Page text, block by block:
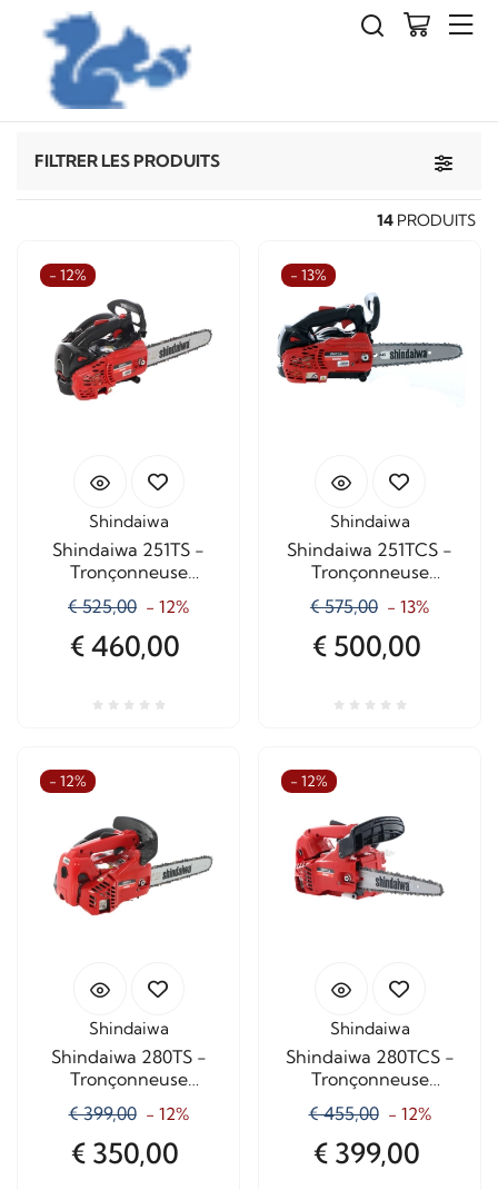
Agriculture
Tronçonneuses
Toggle
FILTRER LES PRODUITS
14 PRODUITS
- 12%
Shindaiwa
Shindaiwa 251TS -
Tronçonneuse
d'élagage à essence -
Lame de 25 cm
€ 525,00 - 12%
€ 460,00
- 13%
Shindaiwa
Shindaiwa 251TCS -
Tronçonneuse
d'élagage à essence -
Lame de 20 cm
€ 575,00 - 13%
€ 500,00
- 12%
Shindaiwa
Shindaiwa 280TS -
Tronçonneuse
Lame de 25 cm
€ 399,00 - 12%
€ 350,00
- 12%
Shindaiwa
Shindaiwa 280TCS -
Tronçonneuse
Lame de sculpture de
25 cm
€ 455,00 - 12%
€ 399,00